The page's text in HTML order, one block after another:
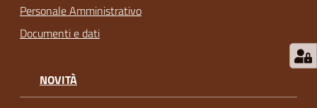
Personale Amministrativo
Documenti e dati
NOVITÀ